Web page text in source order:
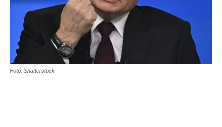
Fotó: Shutterstock